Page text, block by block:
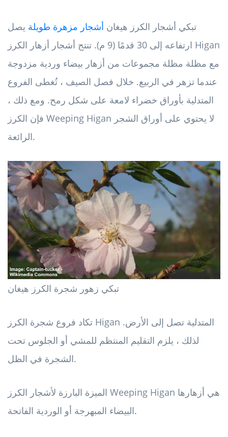
تبكي أشجار الكرز هيغان أشجار مزهرة طويلة يصل
ارتفاعه إلى 30 قدمًا (9 م). تنتج أشجار أزهار الكرز Higan
مع مظلة مظلة مجموعات من أزهار بيضاء وردية مزدوجة
عندما تزهر في الربيع. خلال فصل الصيف ، تُغطى الفروع
المتدلية بأوراق خضراء لامعة على شكل رمح. ومع ذلك ،
فإن الكرز Weeping Higan لا يحتوي على أوراق الشجر
الرائعة.
تبكي زهور شجرة الكرز هيغان
تكاد فروع شجرة الكرز Higan المتدلية تصل إلى الأرض.
لذلك ، يلزم التقليم المنتظم للمشي أو الجلوس تحت
الشجرة في الظل.
الميزة البارزة لأشجار الكرز Weeping Higan هي أزهارها
البيضاء المبهرجة أو الوردية الفاتحة.